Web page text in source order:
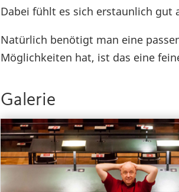
Dabei fühlt es sich erstaunlich gut
Natürlich benötigt man eine
Möglichkeiten hat, ist das eine
Galerie